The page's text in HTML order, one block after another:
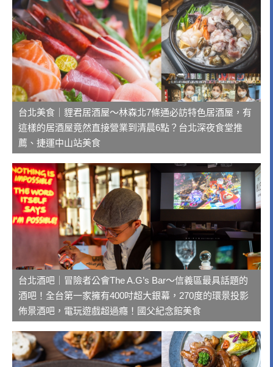
台北美食｜貍君居酒屋～林森北7條通必訪特色居酒屋，有
這樣的居酒屋竟然直接營業到清晨6點？台北深夜食堂推
薦、捷運中山站美食
台北酒吧｜冒險者公會The A.G’s Bar～信義區最具話題的
酒吧！全台第一家擁有400吋超大銀幕，270度的環景投影
佈景酒吧，電玩遊戲超過癮！國父紀念館美食